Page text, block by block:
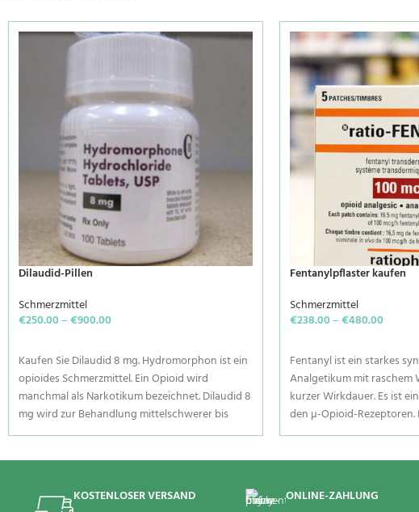
Dilaudid-Pillen
Schmerzmittel
€250.00–€900.00
Kaufen Sie Dilaudid 8 mg. Hydromorphon ist ein
opioides Schmerzmittel. Ein Opioid wird
manchmal als Narkotikum bezeichnet. Dilaudid 8
mg wird zur Behandlung mittelschwerer bis
starker Schmerzen verwendet. Die Form mit
die Uhr vorgesehen. Diese Form von Dilaudid 8
Fentanylpflaster kaufen
Schmerzmittel
€238.00–€480.00
Fentanyl ist ein starkes
Analgetikum mit
kurzer Wirkdauer. Es ist
den µ-Opioid-
wurde es zur Behandlung
Anästhetikum in
KOSTENLOSER VERSAND
ONLINE-ZAHLUNG